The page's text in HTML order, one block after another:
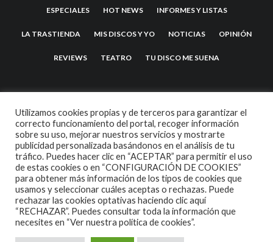
ESPECIALES HOT NEWS INFORMES Y LISTAS
LA TRASTIENDA MIS DISCOS Y YO NOTICIAS OPINIÓN
REVIEWS TEATRO TU DISCO ME SUENA
2007 COPYRIGHT -CODETIPITHEME
Utilizamos cookies propias y de terceros para garantizar el
correcto funcionamiento del portal, recoger información
sobre su uso, mejorar nuestros servicios y mostrarte
publicidad personalizada basándonos en el análisis de tu
tráfico. Puedes hacer clic en “ACEPTAR” para permitir el uso
de estas cookies o en “CONFIGURACIÓN DE COOKIES”
para obtener más información de los tipos de cookies que
usamos y seleccionar cuáles aceptas o rechazas. Puede
rechazar las cookies optativas haciendo clic aquí
“RECHAZAR”. Puedes consultar toda la información que
necesites en “Ver nuestra política de cookies”.